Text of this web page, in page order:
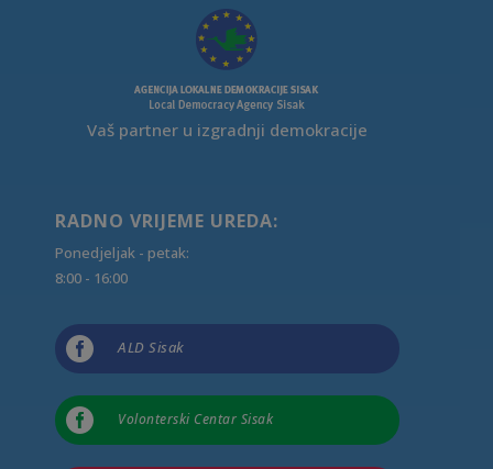
Vaš partner u izgradnji demokracije
RADNO VRIJEME UREDA:
Ponedjeljak - petak:
8:00 - 16:00
 ALD Sisak
 Volonterski Centar Sisak